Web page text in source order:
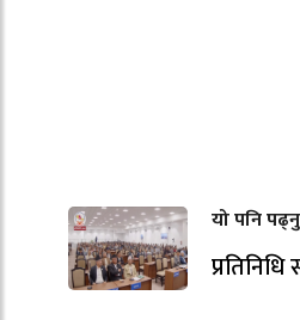
यो पनि